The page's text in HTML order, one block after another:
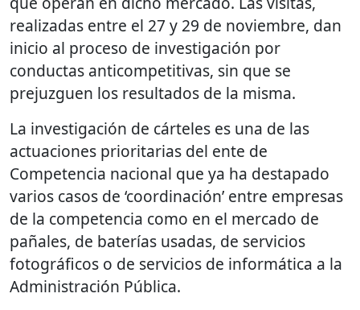
realizadas entre el 27 y 29 de noviembre, dan
inicio al proceso de investigación por
conductas anticompetitivas, sin que se
prejuzguen los resultados de la misma.
La investigación de cárteles es una de las
actuaciones prioritarias del ente de
Competencia nacional que ya ha destapado
varios casos de ‘coordinación’ entre empresas
de la competencia como en el mercado de
pañales, de baterías usadas, de servicios
fotográficos o de servicios de informática a la
Administración Pública.